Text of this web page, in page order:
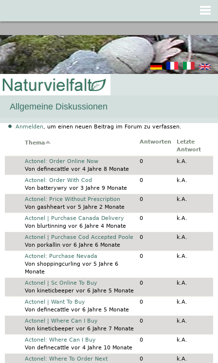
Allgemeine Diskussionen
Anmelden, um einen neuen Beitrag im Forum zu verfassen.
Thema Antworten
Letzte
Antwort
Normales Thema
Actonel: Order Online Now
Von definecattlevor 4 Jahre 8 Monate
0 k.A.
Normales Thema
Actonel: Order With Cod
Von batterywry vor 3 Jahre 9 Monate
0 k.A.
Normales Thema
Actonel: Price Without Prescription
Von gashheartvor 5 Jahre 2 Monate
0 k.A.
Normales Thema
Actonel | Purchase Canada Delivery
Von blurtinning vor 6 Jahre 4 Monate
0 k.A.
Normales Thema
Actonel | Purchase Cod Accepted Poole
Von porkallin vor 6 Jahre 6 Monate
0 k.A.
Normales Thema
Actonel: Purchase Nevada
Von shoppingcurling vor 5 Jahre 6
Monate
0 k.A.
Normales Thema
Actonel | Sc Online To Buy
Von kineticbeepervor 6 Jahre 5 Monate
0 k.A.
Normales Thema
Actonel | Want To Buy
Von definecattlevor 6 Jahre 5 Monate
0 k.A.
Normales Thema
Actonel | Where Can I Buy
Von kineticbeepervor 6 Jahre 7 Monate
0 k.A.
Normales Thema
Actonel: Where Can I Buy
Von definecattlevor 4 Jahre 10 Monate
0 k.A.
Normales Thema
Actonel: Where To Order Next
0 k.A.